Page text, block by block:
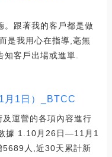
。跟著我的客戶都是做
是我用心在指導,毫無
客戶出場或進單.
1日）_BTCC
運營的各項內容進行
據 1.10月26日—11月1
5689人,近30天累計新